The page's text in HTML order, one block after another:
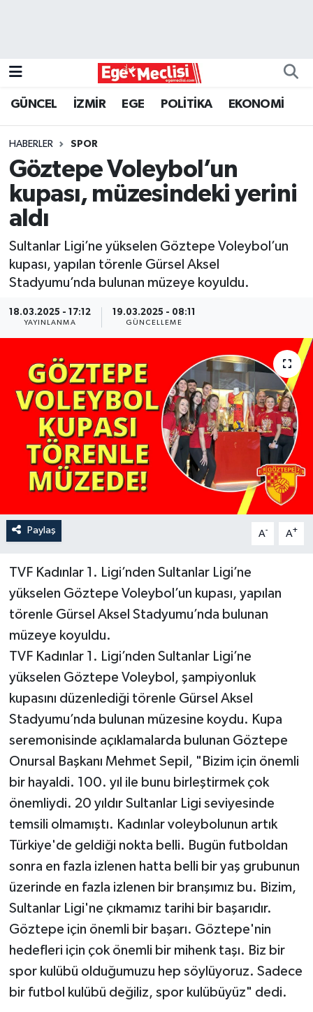
GÜNCEL İZMİR EGE POLİTİKA EKONOMİ
HABERLER SPOR
Göztepe Voleybol’un
kupası, müzesindeki yerini
aldı
Sultanlar Ligi’ne yükselen Göztepe Voleybol’un
kupası, yapılan törenle Gürsel Aksel
Stadyumu’nda bulunan müzeye koyuldu.
18.03.2025 - 17:12
YAYINLANMA
19.03.2025 - 08:11
GÜNCELLEME
Paylaş A- A+
TVF Kadınlar 1. Ligi’nden Sultanlar Ligi’ne
yükselen Göztepe Voleybol’un kupası, yapılan
törenle Gürsel Aksel Stadyumu’nda bulunan
müzeye koyuldu.
TVF Kadınlar 1. Ligi’nden Sultanlar Ligi’ne
yükselen Göztepe Voleybol, şampiyonluk
kupasını düzenlediği törenle Gürsel Aksel
Stadyumu’nda bulunan müzesine koydu. Kupa
seremonisinde açıklamalarda bulunan Göztepe
Onursal Başkanı Mehmet Sepil, "Bizim için önemli
bir hayaldi. 100. yıl ile bunu birleştirmek çok
önemliydi. 20 yıldır Sultanlar Ligi seviyesinde
temsili olmamıştı. Kadınlar voleybolunun artık
Türkiye'de geldiği nokta belli. Bugün futboldan
sonra en fazla izlenen hatta belli bir yaş grubunun
üzerinde en fazla izlenen bir branşımız bu. Bizim,
Sultanlar Ligi'ne çıkmamız tarihi bir başarıdır.
Göztepe için önemli bir başarı. Göztepe'nin
hedefleri için çok önemli bir mihenk taşı. Biz bir
spor kulübü olduğumuzu hep söylüyoruz. Sadece
bir futbol kulübü değiliz, spor kulübüyüz" dedi.
GÜNCEL
İZMİR
ÖZEL HABER
Programlar
YAŞAM